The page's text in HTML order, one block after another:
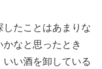
たことはあまりな
なと思ったとき
い酒を卸している